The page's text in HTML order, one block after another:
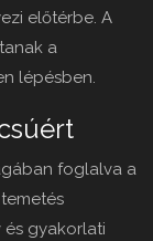
előtérbe. A
a
lépésben.
foglalva a
és gyakorlati